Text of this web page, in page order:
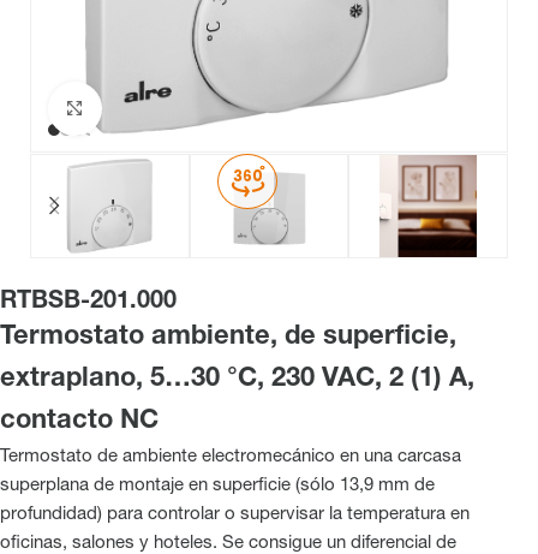
RTBSB-201.000
Termostato ambiente, de superficie,
extraplano, 5…30 °C, 230 VAC, 2 (1) A,
contacto NC
Termostato de ambiente electromecánico en una carcasa
superplana de montaje en superficie (sólo 13,9 mm de
profundidad) para controlar o supervisar la temperatura en
oficinas, salones y hoteles. Se consigue un diferencial de
Haga clic para ampliar